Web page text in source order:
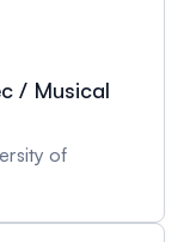
/ Musical
of